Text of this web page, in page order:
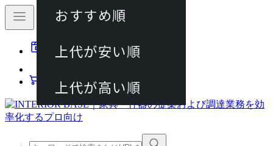
動画マニュアル
カート
おすすめ順
上代が安い順
上代が高い順